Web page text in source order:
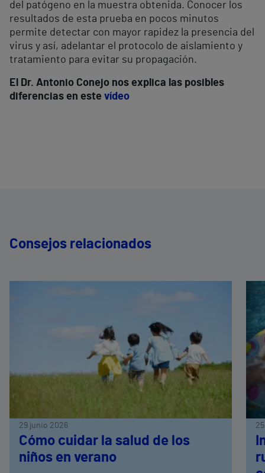
del patógeno en la muestra obtenida. Conocer los
resultados de esta prueba en pocos minutos
permite detectar con mayor rapidez la presencia del
virus y así, adelantar el protocolo de aislamiento y
tratamiento para evitar su propagación.
El Dr. Antonio Conejo nos explica las posibles
diferencias en este vídeo
Consejos relacionados
29 junio 2026
Cómo cuidar la salud de los
niños en verano